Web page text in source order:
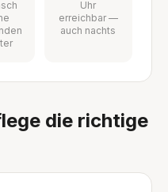
Uhr
erreichbar —
auch nachts
die richtige